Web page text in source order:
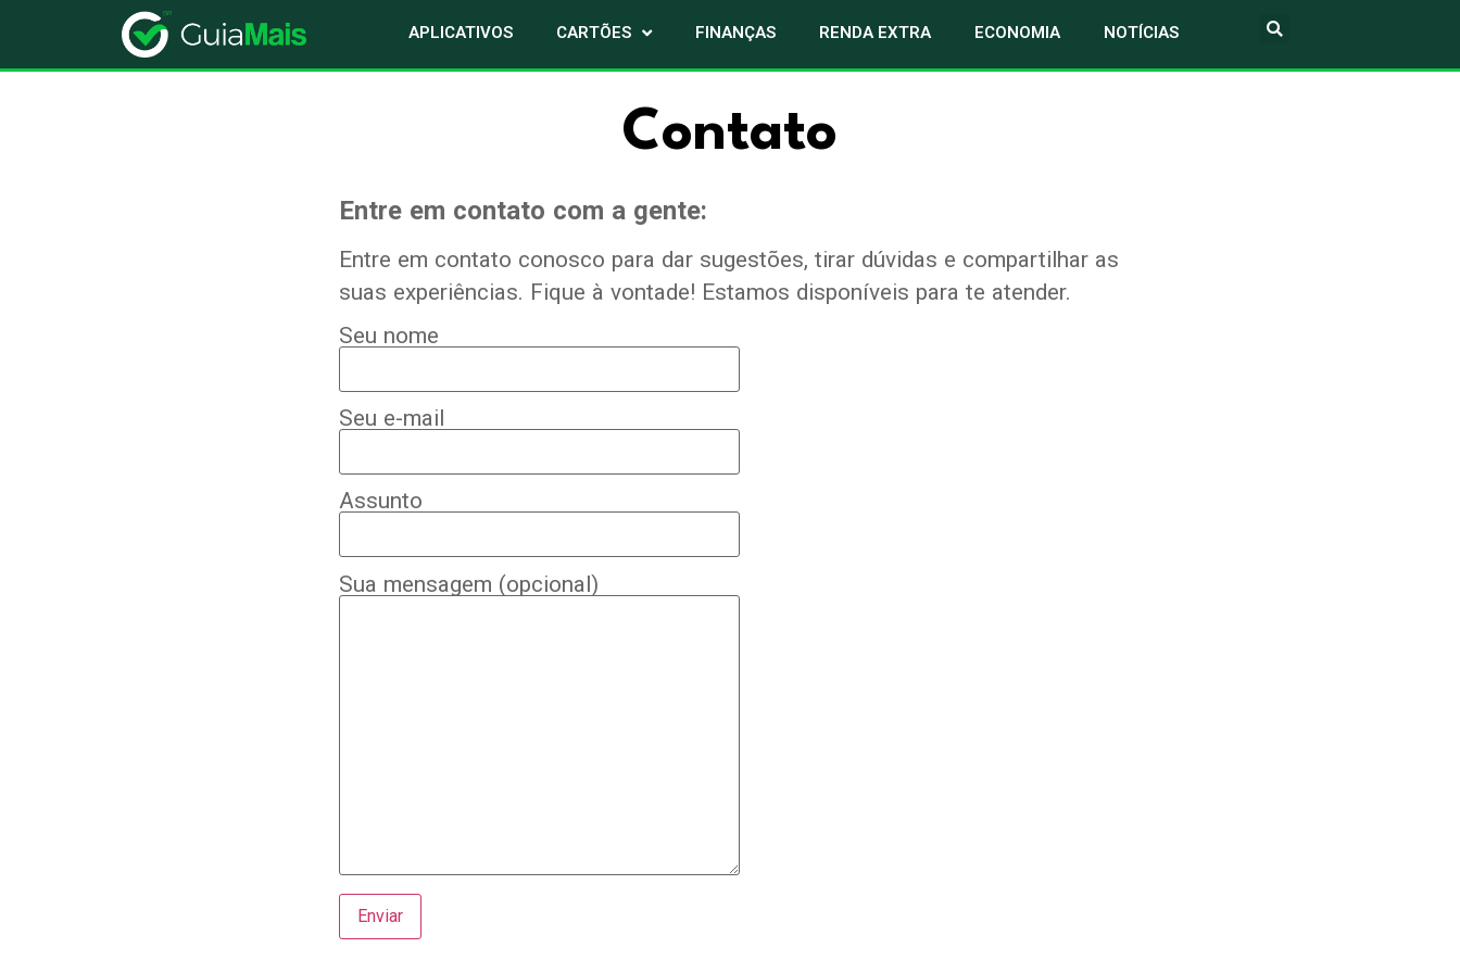
APLICATIVOS CARTÕES FINANÇAS RENDA EXTRA ECONOMIA NOTÍCIAS
Contato
Entre em contato com a gente:
Entre em contato conosco para dar sugestões, tirar dúvidas e compartilhar as
suas experiências. Fique à vontade! Estamos disponíveis para te atender.
Seu nome
Seu e-mail
Assunto
Sua mensagem (opcional)